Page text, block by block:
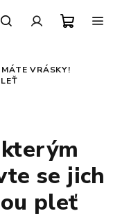
VRÁSKY!
se jich
pleť